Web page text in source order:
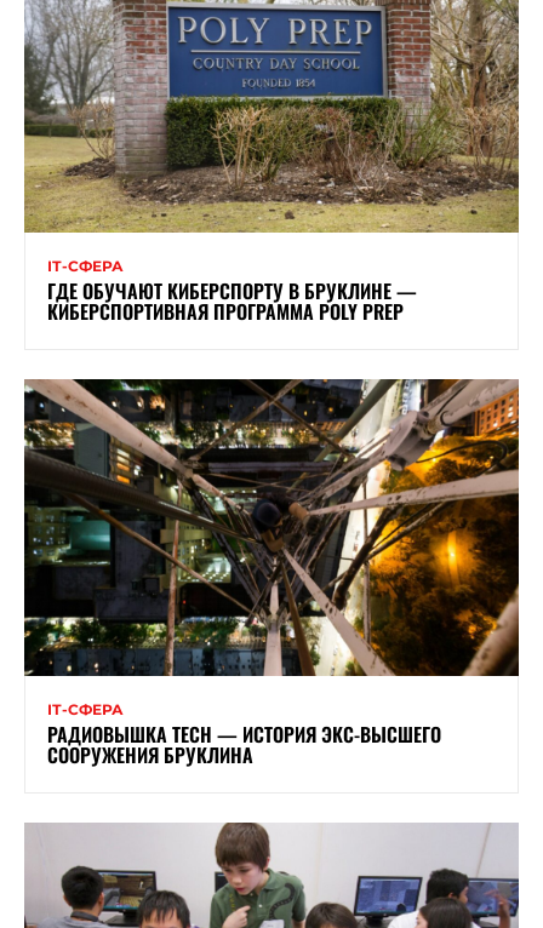
ІТ-СФЕРА
ГДЕ ОБУЧАЮТ КИБЕРСПОРТУ В БРУКЛИНЕ —
КИБЕРСПОРТИВНАЯ ПРОГРАММА POLY PREP
ІТ-СФЕРА
РАДИОВЫШКА TECH — ИСТОРИЯ ЭКС-ВЫСШЕГО
СООРУЖЕНИЯ БРУКЛИНА